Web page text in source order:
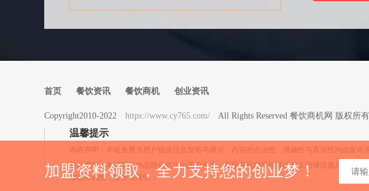
加盟资料领取，全力支持您的创业梦！
首页 餐饮资讯 餐饮商机 创业资讯
Copyright2010-2022 https://www.cy765.com/ All Rights Reserved 餐饮商机网 版权所有
温馨提示
内容声明：本站免费为用户提供信息发布与展示，内容的合法性、准确性与真实性均由发布
权益声明：本站所有的品牌信息均由用户发布，餐饮商机网严格遵循相关法律法规及内容
加盟有风险，投资需谨慎；